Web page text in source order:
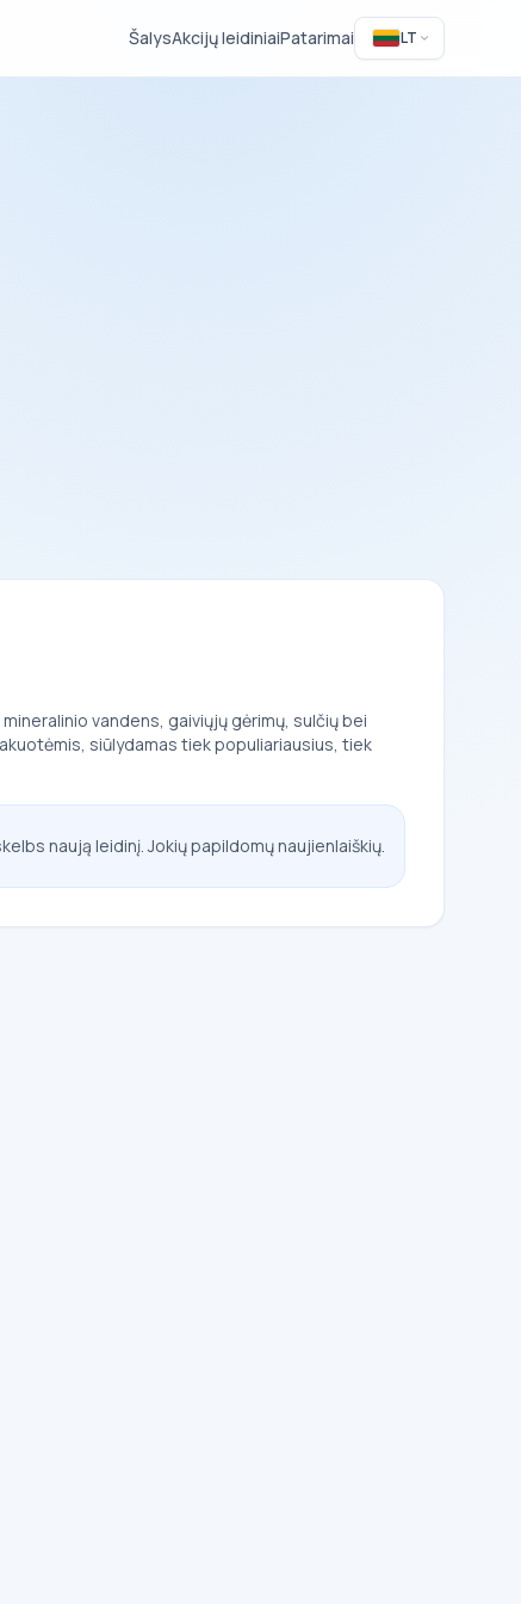
ŠalysAkcijų leidiniaiPatarimai LT
vandens, gaiviųjų gėrimų, sulčių bei
siūlydamas tiek populiariausius, tiek
naują leidinį. Jokių papildomų naujienlaiškių.